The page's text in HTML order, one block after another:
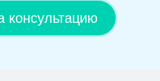
консультацию